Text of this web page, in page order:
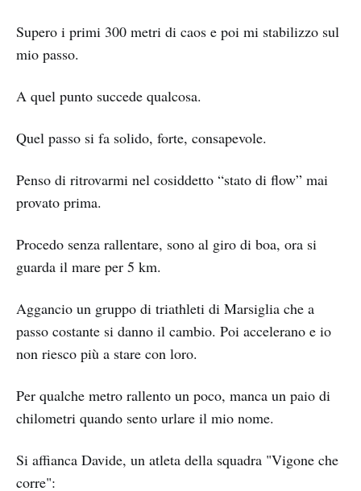
Supero i primi 300 metri di caos e poi mi stabilizzo sul
mio passo.
A quel punto succede qualcosa.
Quel passo si fa solido, forte, consapevole.
Penso di ritrovarmi nel cosiddetto “stato di flow” mai
provato prima.
Procedo senza rallentare, sono al giro di boa, ora si
guarda il mare per 5 km.
Aggancio un gruppo di triathleti di Marsiglia che a
passo costante si danno il cambio. Poi accelerano e io
non riesco più a stare con loro.
Per qualche metro rallento un poco, manca un paio di
chilometri quando sento urlare il mio nome.
Si affianca Davide, un atleta della squadra "Vigone che
corre":